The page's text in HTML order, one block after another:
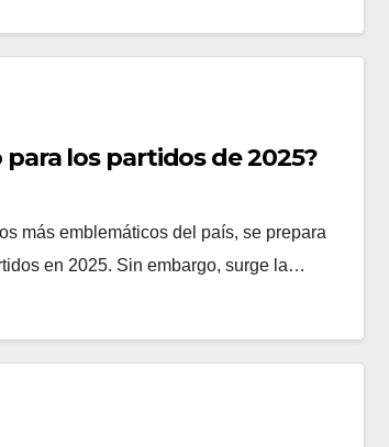
los partidos de 2025?
más emblemáticos del país, se prepara
en 2025. Sin embargo, surge la…